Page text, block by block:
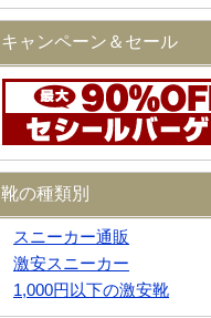
キャンペーン＆セール
靴の種類別
スニーカー通販
激安スニーカー
1,000円以下の激安靴